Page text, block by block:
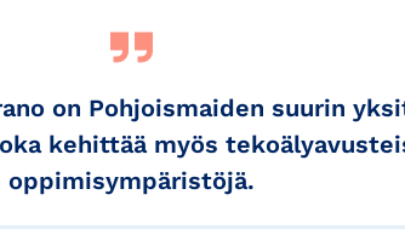
on Pohjoismaiden suurin
kehittää myös
oppimisympäristöjä.